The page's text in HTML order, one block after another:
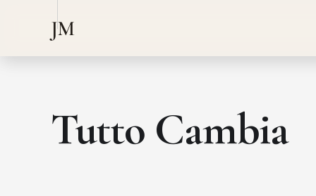
JM
Tutto Cambia